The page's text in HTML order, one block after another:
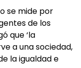
se mide por
de los
que ‘la
a una sociedad,
la igualdad e